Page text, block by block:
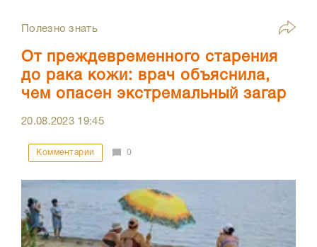
Полезно знать
От преждевременного старения
до рака кожи: врач объяснила,
чем опасен экстремальный загар
20.08.2023 19:45
Комментарии 0